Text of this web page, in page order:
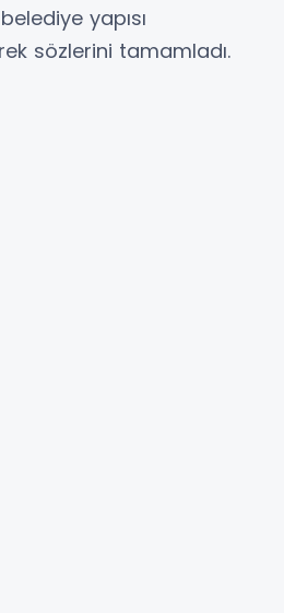
yapısı
sözlerini tamamladı.